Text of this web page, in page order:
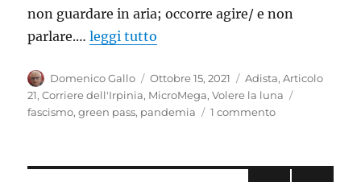
non guardare in aria; occorre agire/ e non
parlare.…leggi tutto
Autore
Domenico Gallo
Pubblicato
il
Ottobre 15, 2021 Categorie
Adista,Articolo
21,Corriere dell'Irpinia, MicroMega,Volere la luna
fascismo,green pass, pandemia 1 commentosu